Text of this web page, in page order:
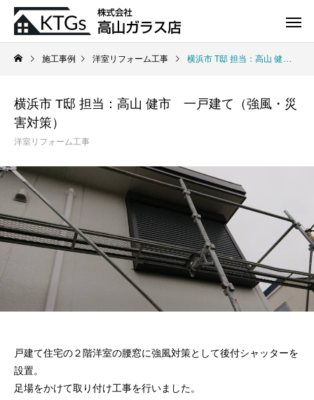
施工事例 洋室リフォーム工事 横浜市 T邸 担当：高山 健市 一戸建て（強風・災害対策）
横浜市 T邸 担当：高山 健市 一戸建て（強風・災
害対策）
洋室リフォーム工事
戸建て住宅の２階洋室の腰窓に強風対策として後付シャッターを
設置。
足場をかけて取り付け工事を行いました。